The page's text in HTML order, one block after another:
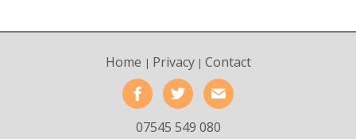
Home | Privacy| Contact
07545 549 080